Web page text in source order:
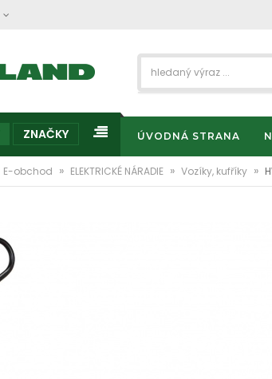
ZNAČKY ÚVODNÁ STRANA
E-obchod » ELEKTRICKÉ NÁRADIE » Vozíky, kufříky »